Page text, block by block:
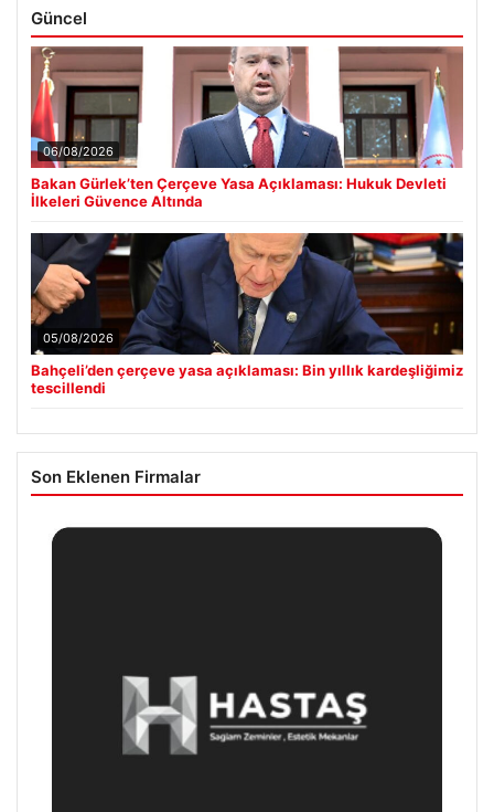
Güncel
06/08/2026
Bakan Gürlek’ten Çerçeve Yasa Açıklaması: Hukuk Devleti
İlkeleri Güvence Altında
05/08/2026
Bahçeli’den çerçeve yasa açıklaması: Bin yıllık kardeşliğimiz
tescillendi
Son Eklenen Firmalar